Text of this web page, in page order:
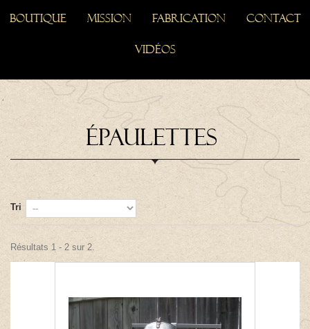
Boutique Mission Fabrication Contact
Vidéos
ÉPAULETTES
Tri
Résultats 1 - 2 sur 2.